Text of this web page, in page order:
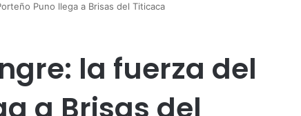
Puno llega a Brisas del Titicaca
la fuerza del
a Brisas del